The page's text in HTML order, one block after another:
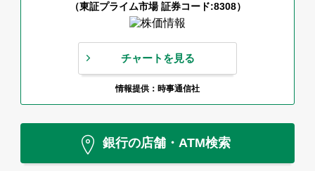
（東証プライム市場 証券コード:8308）
チャートを見る
情報提供：時事通信社
銀行の店舗・ATM検索